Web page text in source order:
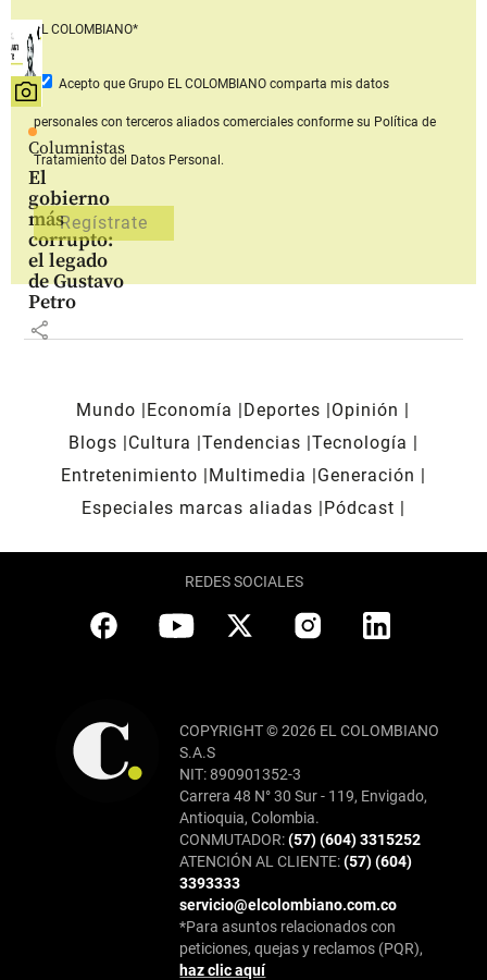
Columnistas
El
gobierno
más
corrupto:
el legado
de Gustavo
Petro
share
EL COLOMBIANO*
Acepto que Grupo EL COLOMBIANOcomparta mis datos
personales con terceros aliados comerciales conforme su Política de
Tratamiento del Datos Personal.
Mundo Economía Deportes
Opinión
Blogs
Cultura Tendencias Tecnología
Entretenimiento
Multimedia
Generación
Especiales marcas aliadas
Pódcast
REDES SOCIALES
COPYRIGHT © 2026 EL COLOMBIANO
S.A.S
NIT: 890901352-3
Carrera 48 N° 30 Sur - 119, Envigado,
Antioquia, Colombia.
CONMUTADOR:(57) (604) 3315252
ATENCIÓN AL CLIENTE:(57) (604)
3393333
servicio@elcolombiano.com.co
*Para asuntos relacionados con
peticiones, quejas y reclamos (PQR),
haz clic aquí